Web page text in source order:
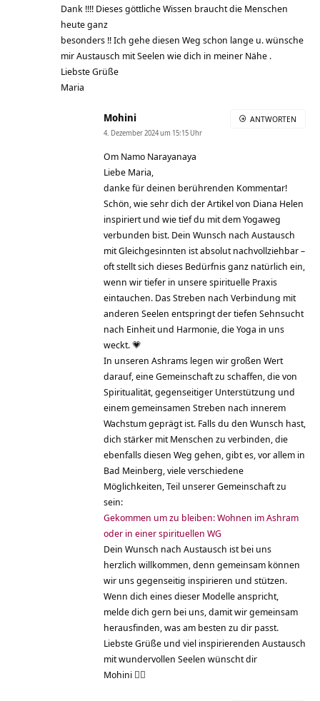
Dank !!!! Dieses göttliche Wissen braucht die Menschen
heute ganz
besonders !! Ich gehe diesen Weg schon lange u. wünsche
mir Austausch mit Seelen wie dich in meiner Nähe .
Liebste Grüße
Maria
Mohini
4. Dezember 2024 um 15:15 Uhr
Om Namo Narayanaya
Liebe Maria,
danke für deinen berührenden Kommentar!
Schön, wie sehr dich der Artikel von Diana Helen
inspiriert und wie tief du mit dem Yogaweg
verbunden bist. Dein Wunsch nach Austausch
mit Gleichgesinnten ist absolut nachvollziehbar –
oft stellt sich dieses Bedürfnis ganz natürlich ein,
wenn wir tiefer in unsere spirituelle Praxis
eintauchen. Das Streben nach Verbindung mit
anderen Seelen entspringt der tiefen Sehnsucht
nach Einheit und Harmonie, die Yoga in uns
weckt. 💗
In unseren Ashrams legen wir großen Wert
darauf, eine Gemeinschaft zu schaffen, die von
Spiritualität, gegenseitiger Unterstützung und
einem gemeinsamen Streben nach innerem
Wachstum geprägt ist. Falls du den Wunsch hast,
dich stärker mit Menschen zu verbinden, die
ebenfalls diesen Weg gehen, gibt es, vor allem in
Bad Meinberg, viele verschiedene
Möglichkeiten, Teil unserer Gemeinschaft zu
sein:
Gekommen um zu bleiben: Wohnen im Ashram
oder in einer spirituellen WG
Dein Wunsch nach Austausch ist bei uns
herzlich willkommen, denn gemeinsam können
wir uns gegenseitig inspirieren und stützen.
Wenn dich eines dieser Modelle anspricht,
melde dich gern bei uns, damit wir gemeinsam
herausfinden, was am besten zu dir passt.
Liebste Grüße und viel inspirierenden Austausch
mit wundervollen Seelen wünscht dir
Mohini 🧚‍♀️
ANTWORTEN